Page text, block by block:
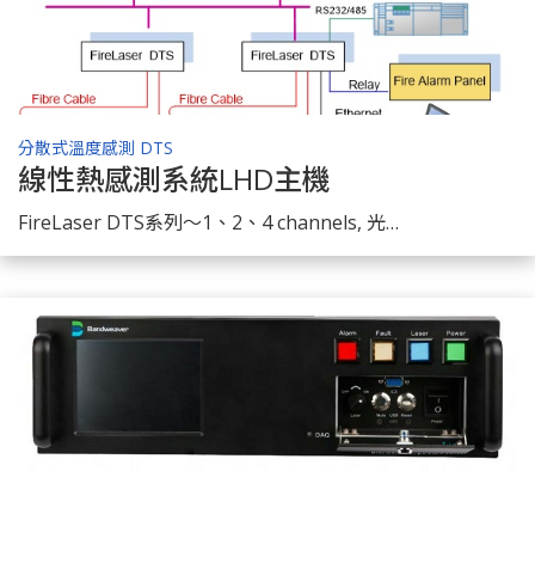
了解商品
分散式溫度感測 DTS
線性熱感測系統LHD主機
FireLaser DTS系列～1、2、4 channels, 光纖輸入, 2~1 0公里長度